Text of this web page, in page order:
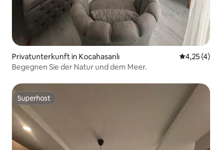
Privatunterkunft in Kocahasanlı
4,25 (4)
Begegnen Sie der Natur und dem Meer.
Superhost
Superhost